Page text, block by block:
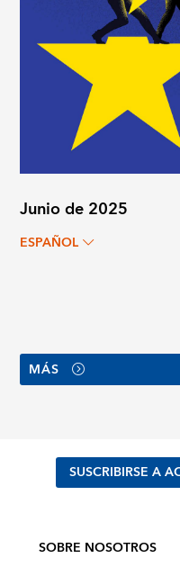
Junio de 2025
ESPAÑOL
MÁS
SUSCRIBIRSE A
SOBRE NOSOTROS